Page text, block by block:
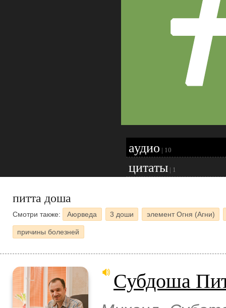
аудио | 10
цитаты | 1
питта доша
Смотри также: Аюрведа 3 доши элемент Огня (Агни)
причины болезней
Субдоша